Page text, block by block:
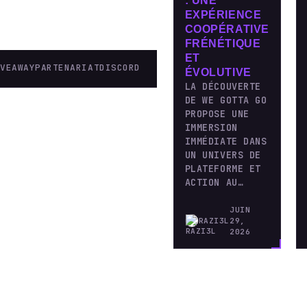
PARTENARIATDISCORD
EXPÉRIENCE
COOPÉRATIVE
FRÉNÉTIQUE
ET
ÉVOLUTIVE
LA DÉCOUVERTE
DE WE GOTTA GO
PROPOSE UNE
IMMERSION
IMMÉDIATE DANS
UN UNIVERS DE
PLATEFORME ET
ACTION AU…
RAZI3L
JUIN
29,
2026